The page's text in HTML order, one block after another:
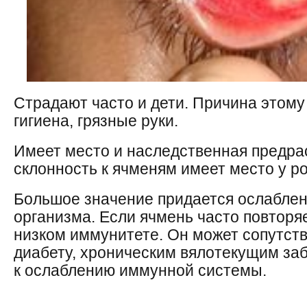
Страдают часто и дети. Причина
гигиена, грязные руки.
Имеет место и наследственная
склонность к ячменям имеет место у
Большое значение придается
организма. Если ячмень часто
низком иммунитете. Он может
диабету, хроническим вялотекущим
к ослаблению иммунной системы.